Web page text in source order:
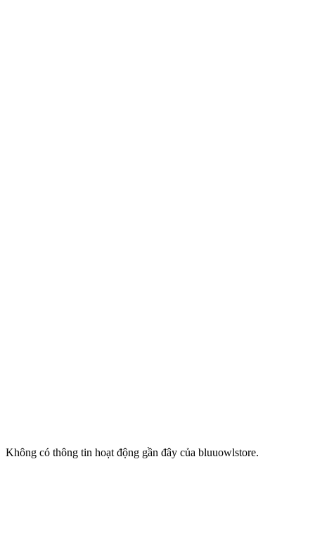
Không có thông tin hoạt động gần đây của bluuowlstore.